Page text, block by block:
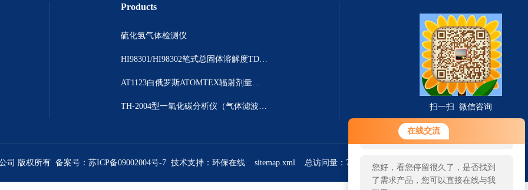
在线交流
您好！欢迎前来咨询，很高兴为您
服务，请问您要咨询什么问题呢？
您好，看您停留很久了，是否找到
了需求产品，您可以直接在线与我
Products
硫化氢气体检测仪
HI98301/HI98302笔式总固体溶解度TDS测定仪
AT1123白俄罗斯ATOMTEX辐射剂量测量仪
TH-2004型一氧化碳分析仪（气体滤波相关红外吸收法） 扫一扫 微信咨询
司 版权所有 备案号： 苏ICP备09002004号-7 技术支持： 环保在线 sitemap.xml 总访问量：766827 管理登陆